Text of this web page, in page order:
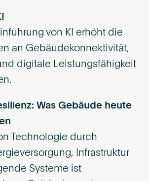
von KI erhöht die
an Gebäudekonnektivität,
digitale Leistungsfähigkeit
Was Gebäude heute
Technologie durch
Infrastruktur
Systeme ist